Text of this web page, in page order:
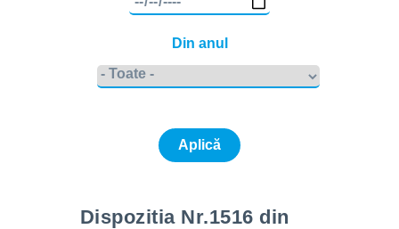
Din anul
Dispozitia Nr.1516 din